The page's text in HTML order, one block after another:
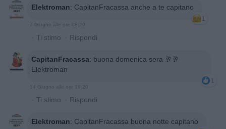
Elektroman: CapitanFracassa anche a te capitano
1
7 Giugno alle ore 08:20
· Ti stimo · Rispondi
CapitanFracassa: buona domenica sera 🥂🥂
Elektroman
1
14 Giugno alle ore 19:20
· Ti stimo · Rispondi
Elektroman: CapitanFracassa buona notte capitano